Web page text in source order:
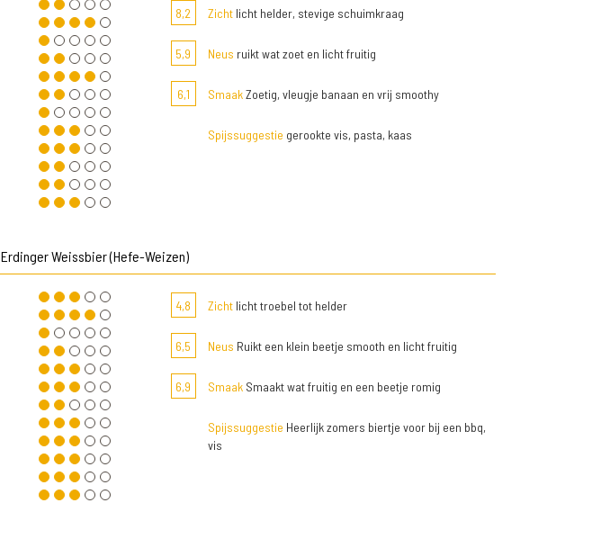
8,2 Zichtlicht helder, stevige schuimkraag
5,9 Neus ruikt wat zoet en licht fruitig
6,1 SmaakZoetig, vleugje banaan en vrij smoothy
Spijssuggestie gerookte vis, pasta, kaas
Erdinger Weissbier (Hefe-Weizen)
4,8 Zichtlicht troebel tot helder
6,5 Neus Ruikt een klein beetje smooth en licht fruitig
6,9 SmaakSmaakt wat fruitig en een beetje romig
Spijssuggestie Heerlijk zomers biertje voor bij een bbq,
vis